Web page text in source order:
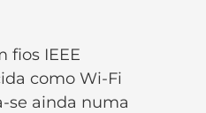
fios IEEE
como Wi-Fi
se ainda numa